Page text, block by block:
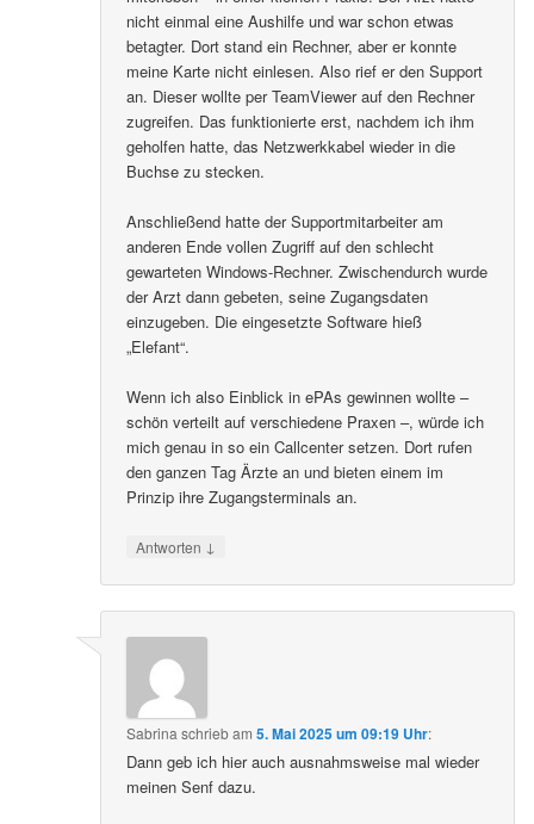
nicht einmal eine Aushilfe und war schon etwas
betagter. Dort stand ein Rechner, aber er konnte
meine Karte nicht einlesen. Also rief er den Support
an. Dieser wollte per TeamViewer auf den Rechner
zugreifen. Das funktionierte erst, nachdem ich ihm
geholfen hatte, das Netzwerkkabel wieder in die
Buchse zu stecken.
Anschließend hatte der Supportmitarbeiter am
anderen Ende vollen Zugriff auf den schlecht
gewarteten Windows-Rechner. Zwischendurch wurde
der Arzt dann gebeten, seine Zugangsdaten
einzugeben. Die eingesetzte Software hieß
„Elefant“.
Wenn ich also Einblick in ePAs gewinnen wollte –
schön verteilt auf verschiedene Praxen –, würde ich
mich genau in so ein Callcenter setzen. Dort rufen
den ganzen Tag Ärzte an und bieten einem im
Prinzip ihre Zugangsterminals an.
Antworten ↓
Sabrinaschriebam5. Mai 2025 um 09:19 Uhr:
Dann geb ich hier auch ausnahmsweise mal wieder
meinen Senf dazu.